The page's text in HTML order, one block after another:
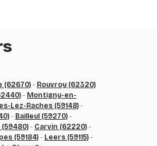
(62670) - Rouvroy (62320)
- Montigny-en-
Lez-Raches (59148) -
- Bailleul (59270) -
(59480) - Carvin (62220) -
(59184) - Leers (59115) -